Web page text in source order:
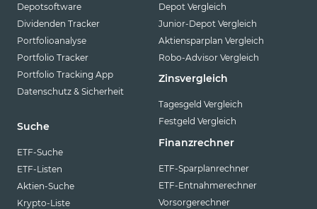
Depotsoftware
Dividenden Tracker
Portfolioanalyse
Portfolio Tracker
Portfolio Tracking App
Datenschutz & Sicherheit
Suche
ETF-Suche
ETF-Listen
Aktien-Suche
Krypto-Liste
Depot Vergleich
Junior-Depot Vergleich
Aktiensparplan Vergleich
Robo-Advisor Vergleich
Zinsvergleich
Tagesgeld Vergleich
Festgeld Vergleich
Finanzrechner
ETF-Sparplanrechner
ETF-Entnahmerechner
Vorsorgerechner